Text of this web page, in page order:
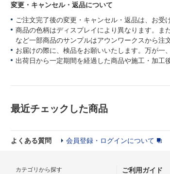
変更・キャンセル・返品について
ご注文完了後の変更・キャンセル・返品は、お受
商品の色柄はディスプレイにより異なります。ま
など一部商品のサンプルはアウンワークスから注
お届けの際に、検品をお願いいたします。万が一
出荷日から一定期間を経過した商品や施工・加工
最近チェックした商品
よくある質問 会員登録・ログインについて
カテゴリから探す ご利用ガイド